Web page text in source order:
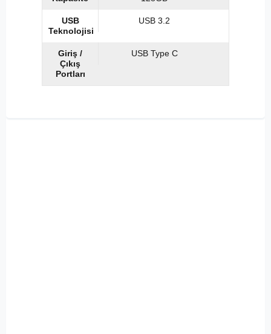
USB
Teknolojisi
USB 3.2
Giriş /
Çıkış
Portları
USB Type C